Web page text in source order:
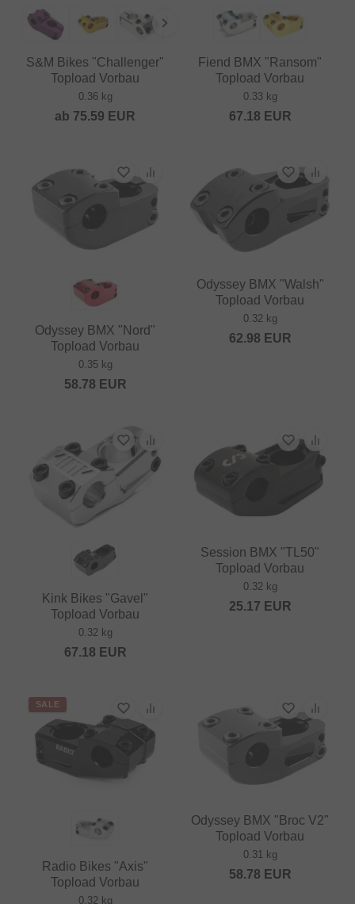
S&M Bikes "Challenger"
Topload Vorbau
0.36 kg
ab 75.59 EUR
Fiend BMX "Ransom"
Topload Vorbau
0.33 kg
67.18 EUR
Odyssey BMX "Nord"
Topload Vorbau
0.35 kg
58.78 EUR
Odyssey BMX "Walsh"
Topload Vorbau
0.32 kg
62.98 EUR
Kink Bikes "Gavel"
Topload Vorbau
0.32 kg
67.18 EUR
Session BMX "TL50"
Topload Vorbau
0.32 kg
25.17 EUR
SALE
Radio Bikes "Axis"
Topload Vorbau
0.32 kg
Odyssey BMX "Broc V2"
Topload Vorbau
0.31 kg
58.78 EUR